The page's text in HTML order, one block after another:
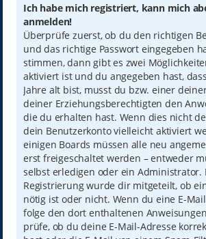
Ich habe mich registriert, kann mich
anmelden!
Überprüfe zuerst, ob du den richtigen
und das richtige Passwort eingegeben
stimmen, dann gibt es zwei
aktiviert ist und du angegeben hast,
Jahre alt bist, musst du bzw. einer
deiner Erziehungsberechtigten den
die du erhalten hast. Wenn dies nicht
dein Benutzerkonto vielleicht aktiviert
einigen Boards müssen alle neu
erst freigeschaltet werden – entweder
selbst erledigen oder ein Administrator.
Registrierung wurde dir mitgeteilt, ob
nötig ist oder nicht. Wenn du eine E-
folge den dort enthaltenen
prüfe, ob du deine E-Mail-Adresse